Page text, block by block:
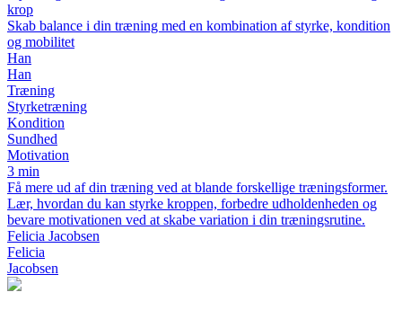
krop
Skab balance i din træning med en kombination af styrke, kondition
og mobilitet
Han
Han
Træning
Styrketræning
Kondition
Sundhed
Motivation
3 min
Få mere ud af din træning ved at blande forskellige træningsformer.
Lær, hvordan du kan styrke kroppen, forbedre udholdenheden og
bevare motivationen ved at skabe variation i din træningsrutine.
Felicia Jacobsen
Felicia
Jacobsen